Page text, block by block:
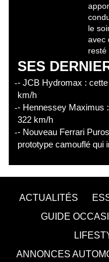
le
avec
resté
SES
- JCB Hydromax :
km/h
- Hennessey Maximus
322 km/h
- Nouveau Ferrari
prototype camouflé qui
ACTUALITÉS
GUIDE
ANNONCES